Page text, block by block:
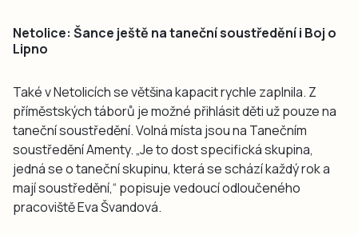
Netolice: Šance ještě na taneční soustředění i Boj o
Lipno
Také v Netolicích se většina kapacit rychle zaplnila. Z
příměstských táborů je možné přihlásit děti už pouze na
taneční soustředění. Volná místa jsou na Tanečním
soustředění Amenty. „Je to dost specifická skupina,
jedná se o taneční skupinu, která se schází každý rok a
mají soustředění,“ popisuje vedoucí odloučeného
pracoviště Eva Švandová.